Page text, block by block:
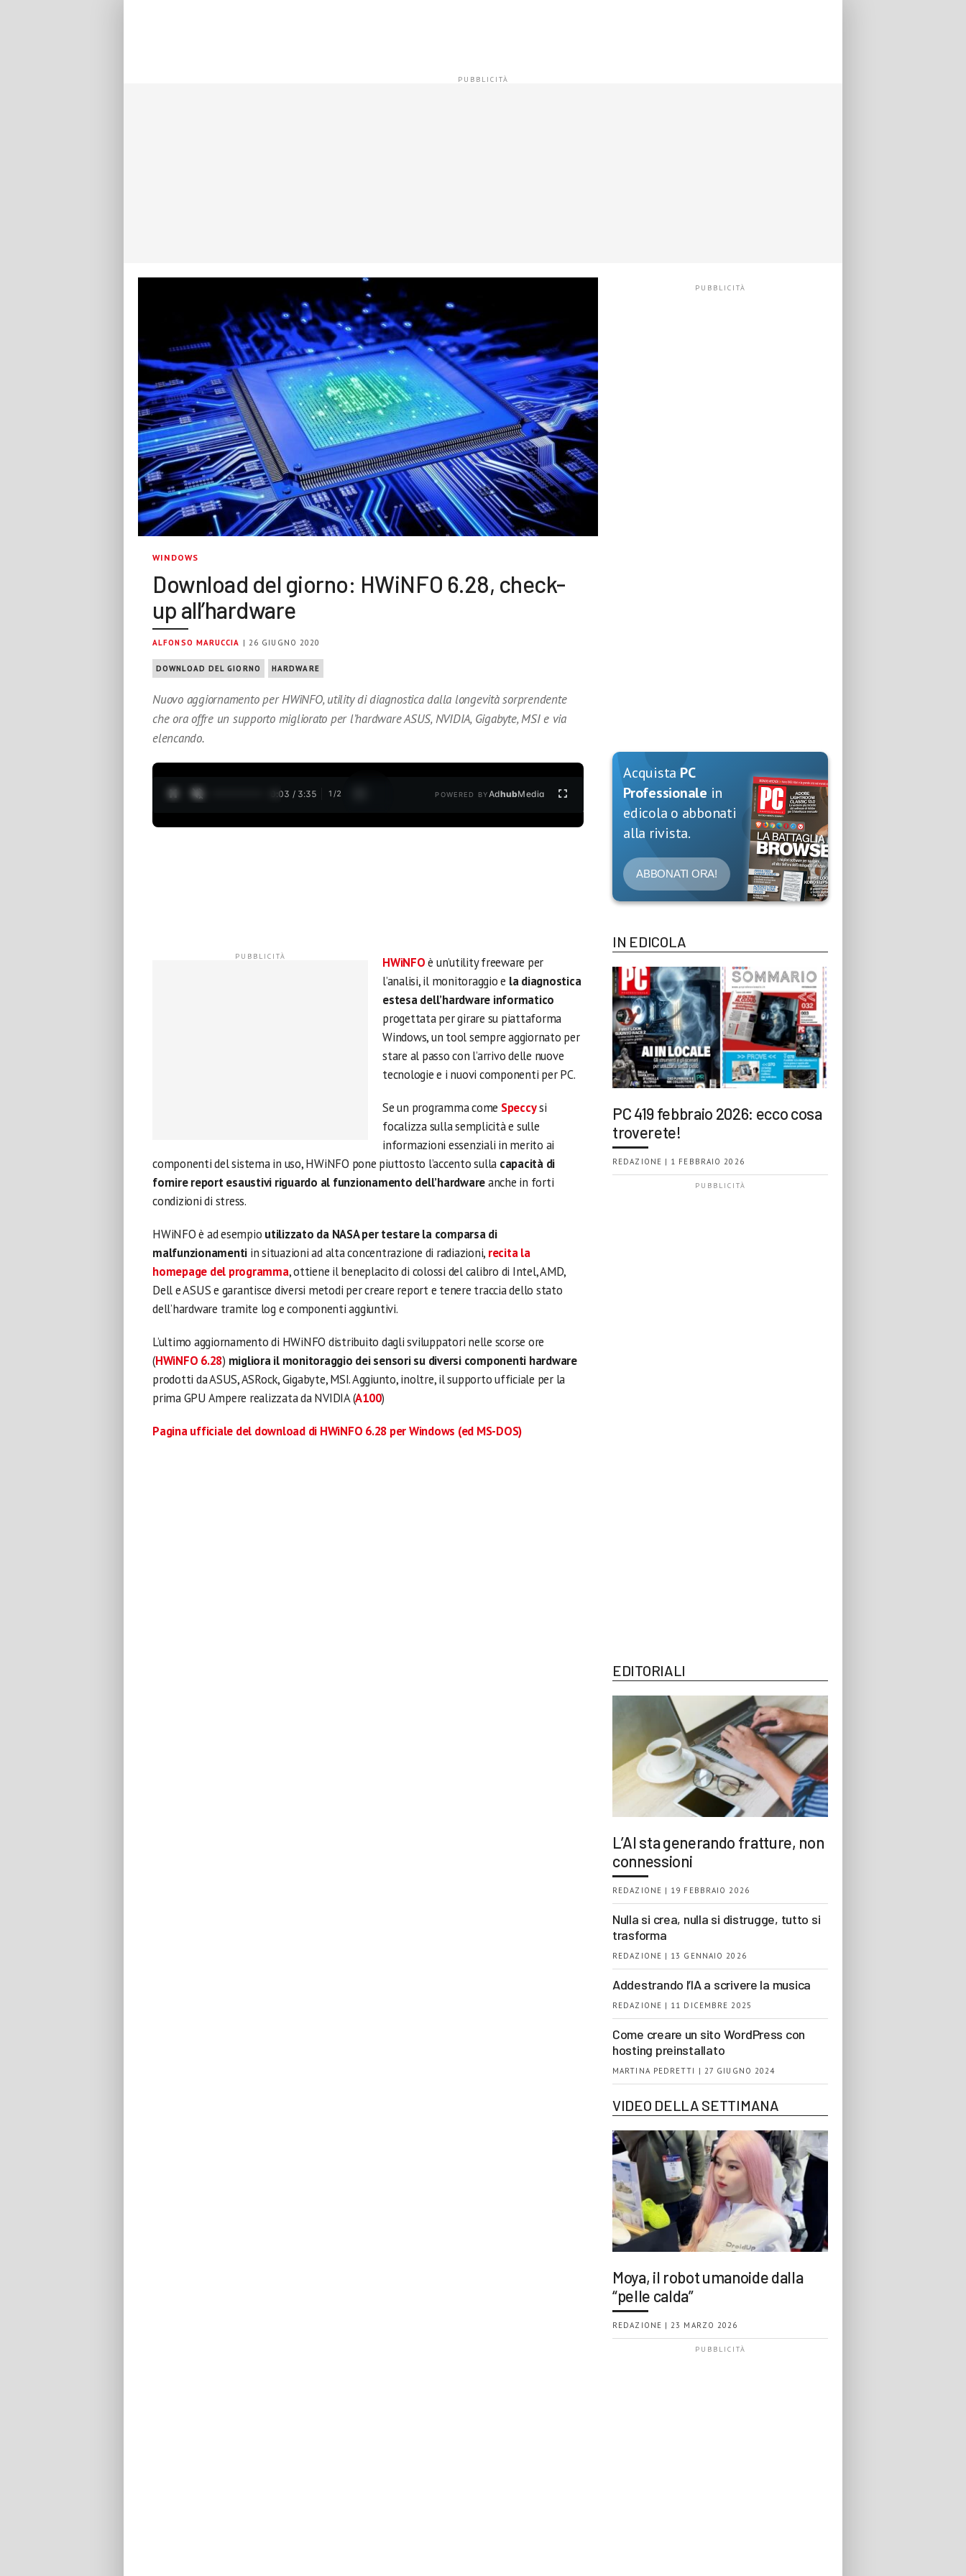
WINDOWS
Download del giorno: HWiNFO 6.28, check-
up all’hardware
ALFONSO MARUCCIA | 26 GIUGNO 2020
DOWNLOAD DEL GIORNO HARDWARE
Nuovo aggiornamento per HWiNFO, utility di diagnostica dalla longevità sorprendente
che ora offre un supporto migliorato per l’hardware ASUS, NVIDIA, Gigabyte, MSI e via
elencando.
0:05 / 3:35 1 /2 POWERED BYAdhubMedia
HWiNFOè un’utility freeware per
l’analisi, il monitoraggio e la diagnostica
estesa dell’hardware informatico
progettata per girare su piattaforma
Windows, un tool sempre aggiornato per
stare al passo con l’arrivo delle nuove
tecnologie e i nuovi componenti per PC.
Se un programma come Speccysi
focalizza sulla semplicità e sulle
informazioni essenziali in merito ai
componenti del sistema in uso, HWiNFO pone piuttosto l’accento sulla capacità di
fornire report esaustivi riguardo al funzionamento dell’hardwareanche in forti
condizioni di stress.
HWiNFO è ad esempio utilizzato da NASA per testare la comparsa di
malfunzionamenti in situazioni ad alta concentrazione di radiazioni, recita la
homepage del programma, ottiene il beneplacito di colossi del calibro di Intel, AMD,
Dell e ASUS e garantisce diversi metodi per creare report e tenere traccia dello stato
dell’hardware tramite log e componenti aggiuntivi.
L’ultimo aggiornamento di HWiNFO distribuito dagli sviluppatori nelle scorse ore
(HWiNFO 6.28) migliora il monitoraggio dei sensori su diversi componenti hardware
prodotti da ASUS, ASRock, Gigabyte, MSI. Aggiunto, inoltre, il supporto ufficiale per la
prima GPU Ampere realizzata da NVIDIA (A100)
Pagina ufficiale del download di HWiNFO 6.28 per Windows (ed MS-DOS)
Acquista PC
Professionale in
edicola o abbonati
alla rivista.
ABBONATI ORA!
IN EDICOLA
PC 419 febbraio 2026: ecco cosa
troverete!
REDAZIONE | 1 FEBBRAIO 2026
EDITORIALI
L’AI sta generando fratture, non
connessioni
REDAZIONE | 19 FEBBRAIO 2026
Nulla si crea, nulla si distrugge, tutto si
trasforma
REDAZIONE | 13 GENNAIO 2026
Addestrando l’IA a scrivere la musica
REDAZIONE | 11 DICEMBRE 2025
Come creare un sito WordPress con
hosting preinstallato
MARTINA PEDRETTI | 27 GIUGNO 2024
VIDEO DELLA SETTIMANA
Moya, il robot umanoide dalla
“pelle calda”
REDAZIONE | 23 MARZO 2026